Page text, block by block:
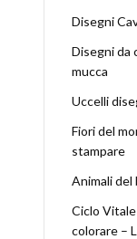
Disegni
Disegni da
mucca
Uccelli
Fiori del
stampare
Animali del
Ciclo Vitale
colorare –